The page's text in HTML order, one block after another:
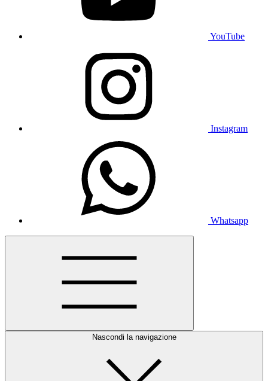
YouTube
Instagram
Whatsapp
Nascondi la navigazione